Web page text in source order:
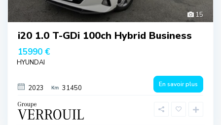
15
i20 1.0 T-GDi 100ch Hybrid Business
15990 €
HYUNDAI
2023 31450 En savoir plus